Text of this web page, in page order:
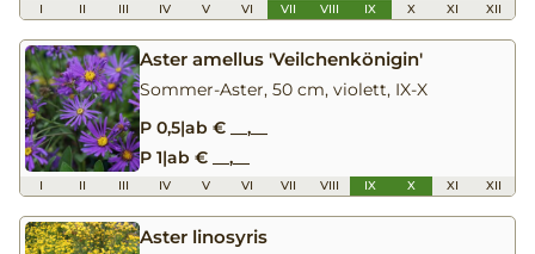
I II III IV V VI VII VIII IX X XI XII
Aster amellus 'Veilchenkönigin'
Sommer-Aster, 50 cm, violett, IX-X
P 0,5|ab € __,__
P 1|ab € __,__
I II III IV V VI VII VIII IX X XI XII
Aster linosyris